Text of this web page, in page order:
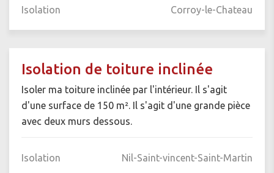
Isolation Corroy-le-Chateau
Isolation de toiture inclinée
Isoler ma toiture inclinée par l'intérieur. Il s'agit
d'une surface de 150 m². Il s'agit d'une grande pièce
avec deux murs dessous.
Isolation Nil-Saint-vincent-Saint-Martin